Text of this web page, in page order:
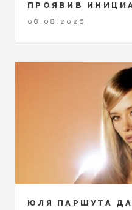
ПРОЯВИВ
08.08.2026
ЮЛЯ ПАРШУТА